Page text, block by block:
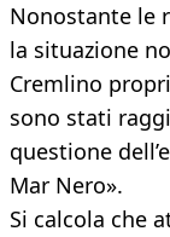
Nonostante le
la situazione
Cremlino
sono stati
questione
Mar Nero».
Si calcola che